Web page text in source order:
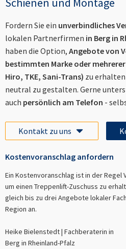
Fordern Sie ein unverbindliches
lokalen Partnerfirmen in Berg in
haben die Option, Angebote von
bestimmten Marke oder
Hiro, TKE, Sani-Trans) zu
neutral zu gestalten. Gerne
auch persönlich am Telefon -
Kontakt zu uns
Kostenvoranschlag anfordern
Ein Kostenvoranschlag ist in der Regel
um einen Treppenlift-Zuschuss zu
gleich bis zu drei Angebote lokaler
Region an.
Heike Bielenstedt | Fachberaterin in
Berg in Rheinland-Pfalz